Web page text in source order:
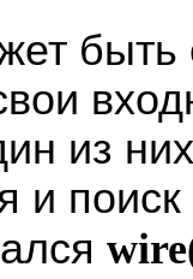
быть
из
и